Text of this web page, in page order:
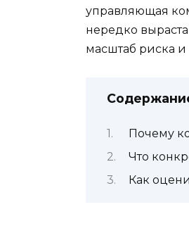
управляющая
нередко
масштаб риска и
Почему
Что
Как